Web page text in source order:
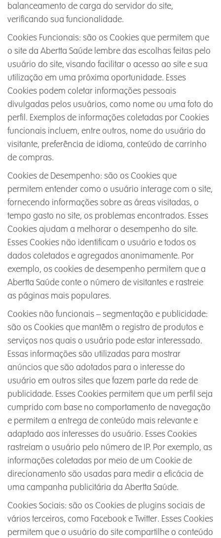
balanceamento de carga do servidor do site,
verificando sua funcionalidade.
Cookies Funcionais: são os Cookies que permitem que
o site da Abertta Saúde lembre das escolhas feitas pelo
usuário do site, visando facilitar o acesso ao site e sua
utilização em uma próxima oportunidade. Esses
Cookies podem coletar informações pessoais
divulgadas pelos usuários, como nome ou uma foto do
perfil. Exemplos de informações coletadas por Cookies
funcionais incluem, entre outros, nome do usuário do
visitante, preferência de idioma, conteúdo de carrinho
de compras.
Cookies de Desempenho: são os Cookies que
permitem entender como o usuário interage com o site,
fornecendo informações sobre as áreas visitadas, o
tempo gasto no site, os problemas encontrados. Esses
Cookies ajudam a melhorar o desempenho do site.
Esses Cookies não identificam o usuário e todos os
dados coletados e agregados anonimamente. Por
exemplo, os cookies de desempenho permitem que a
Abertta Saúde conte o número de visitantes e rastreie
as páginas mais populares.
Cookies não funcionais – segmentação e publicidade:
são os Cookies que mantêm o registro de produtos e
serviços nos quais o usuário pode estar interessado.
Essas informações são utilizadas para mostrar
anúncios que são adotados para o interesse do
usuário em outros sites que fazem parte da rede de
publicidade. Esses Cookies permitem que um perfil seja
cumprido com base no comportamento de navegação
e permitem a entrega de conteúdo mais relevante e
adaptado aos interesses do usuário. Esses Cookies
rastreiam o usuário pelo número de IP. Por exemplo, as
informações coletadas por meio de um Cookie de
direcionamento são usadas para medir a eficácia de
uma campanha publicitária da Abertta Saúde.
Cookies Sociais: são os Cookies de plugins sociais de
vários terceiros, como Facebook e Twitter. Esses Cookies
permitem que o usuário do site compartilhe o conteúdo